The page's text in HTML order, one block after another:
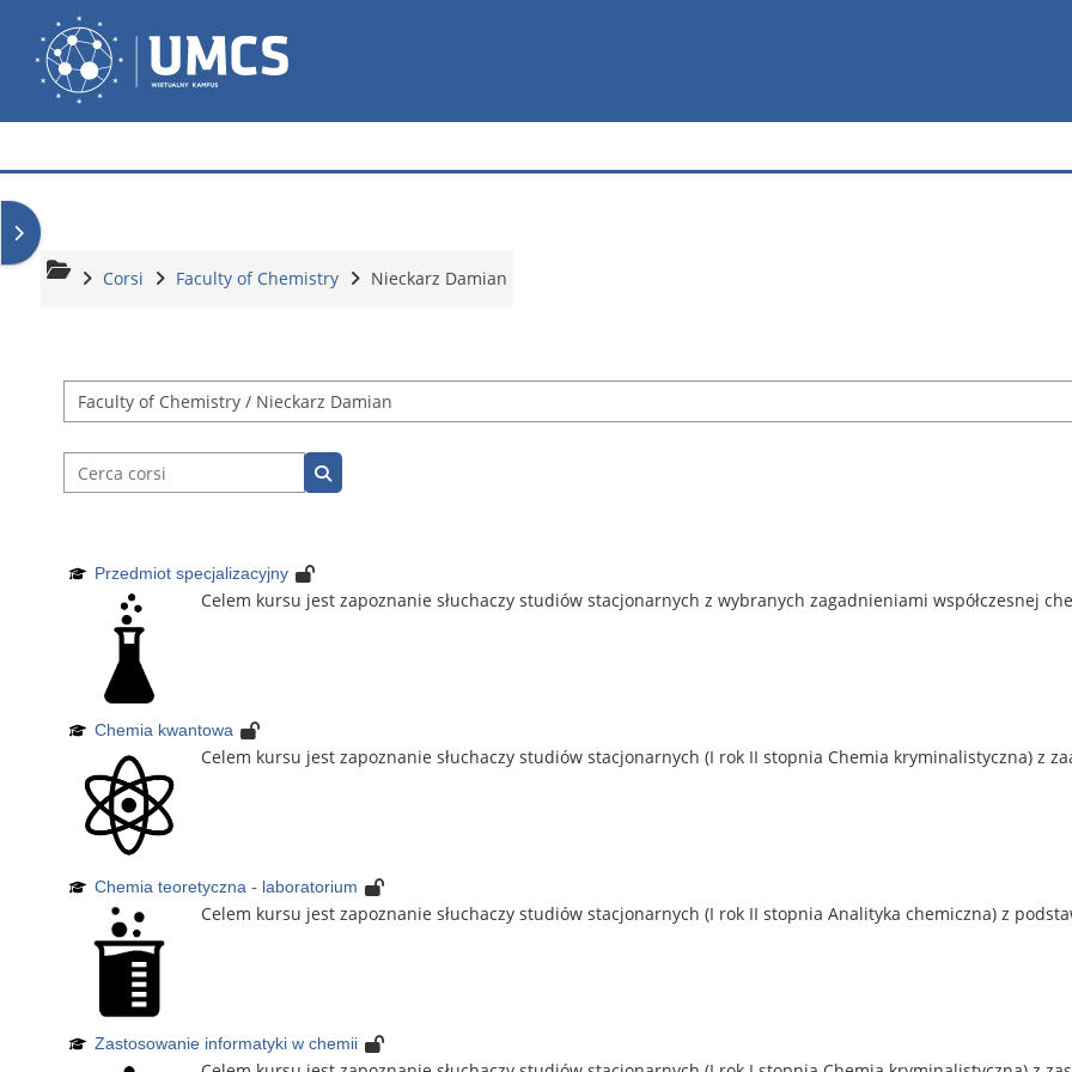
Vai al contenuto principale
Wirtualny Kampus
Apri il cassetto del blocco
Corsi Faculty of Chemistry Nieckarz Damian
Categorie di corso
Cerca corsi
Przedmiot specjalizacyjny
Celem kursu jest zapoznanie słuchaczy studiów stacjonarnych z wybranych zagadnieniami współczesnej
Chemia kwantowa
Celem kursu jest zapoznanie słuchaczy studiów stacjonarnych (I rok II stopnia Chemia kryminalistyczna) z
Chemia teoretyczna - laboratorium
Celem kursu jest zapoznanie słuchaczy studiów stacjonarnych (I rok II stopnia Analityka chemiczna) z
Zastosowanie informatyki w chemii